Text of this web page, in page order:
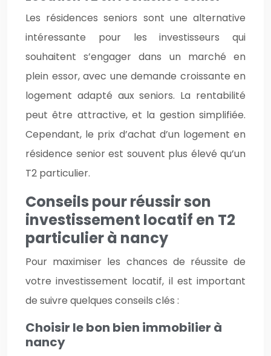
Les résidences seniors sont une alternative
intéressante pour les investisseurs qui
souhaitent s’engager dans un marché en
plein essor, avec une demande croissante en
logement adapté aux seniors. La rentabilité
peut être attractive, et la gestion simplifiée.
Cependant, le prix d’achat d’un logement en
résidence senior est souvent plus élevé qu’un
T2 particulier.
Conseils pour réussir son
investissement locatif en T2
particulier à nancy
Pour maximiser les chances de réussite de
votre investissement locatif, il est important
de suivre quelques conseils clés :
Choisir le bon bien immobilier à
nancy